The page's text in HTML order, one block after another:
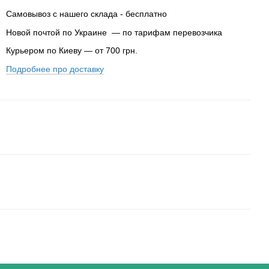
Самовывоз с нашего склада - бесплатно
Новой почтой по Украине — по тарифам перевозчика
Курьером по Киеву — от 700 грн.
Подробнее про доставку